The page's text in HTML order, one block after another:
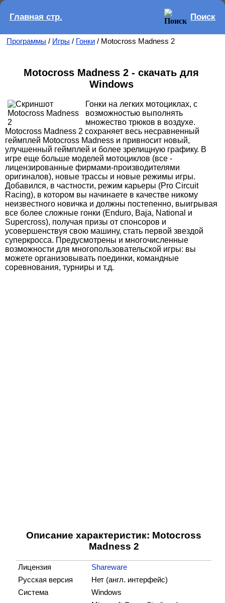
Главная стр. Поиск
Программы / Игры / Гонки / Motocross Madness 2
Motocross Madness 2 - скачать для
Windows
Гонки на легких мотоциклах, с
возможностью выполнять
множество трюков в воздухе.
Motocross Madness 2 сохраняет весь несравненный
геймплей Motocross Madness и привносит новый,
улучшенный геймплей и более зрелищную графику. В
игре еще больше моделей мотоциклов (все -
лицензированные фирмами-производителями
оригиналов), новые трассы и новые режимы игры.
Добавился, в частности, режим карьеры (Pro Circuit
Racing), в котором вы начинаете в качестве никому
неизвестного новичка и должны постепенно, выигрывая
все более сложные гонки (Enduro, Baja, National и
Supercross), получая призы от спонсоров и
усовершенствуя свою машину, стать первой звездой
суперкросса. Предусмотрены и многочисленные
возможности для многопользовательской игры: вы
можете организовывать поединки, командные
соревнования, турниры и т.д.
Описание характеристик: Motocross
Madness 2
Лицензия
Shareware
Русская версия
Нет (англ. интерфейс)
Система
Windows